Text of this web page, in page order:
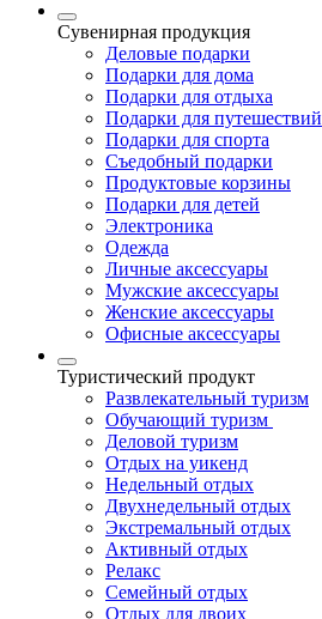
Сувенирная продукция
Деловые подарки
Подарки для дома
Подарки для отдыха
Подарки для путешествий
Подарки для спорта
Съедобный подарки
Продуктовые корзины
Подарки для детей
Электроника
Одежда
Личные аксессуары
Мужские аксессуары
Женские аксессуары
Офисные аксессуары
Туристический продукт
Развлекательный туризм
Обучающий туризм
Деловой туризм
Отдых на уикенд
Недельный отдых
Двухнедельный отдых
Экстремальный отдых
Активный отдых
Релакс
Семейный отдых
Отдых для двоих